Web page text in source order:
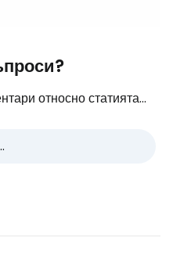
относно статията...